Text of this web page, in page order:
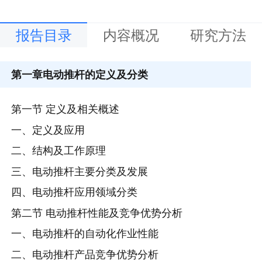
报告目录 内容概况 研究方法
第一章电动推杆的定义及分类
第一节 定义及相关概述
一、定义及应用
二、结构及工作原理
三、电动推杆主要分类及发展
四、电动推杆应用领域分类
第二节 电动推杆性能及竞争优势分析
一、电动推杆的自动化作业性能
二、电动推杆产品竞争优势分析